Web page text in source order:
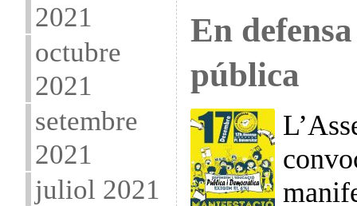
2021
octubre
2021
setembre
2021
juliol 2021
En
pública